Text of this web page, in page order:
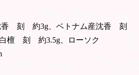
香 刻 約3g、ベトナム産沈香 刻
白檀 刻 約3.5g、ローソク